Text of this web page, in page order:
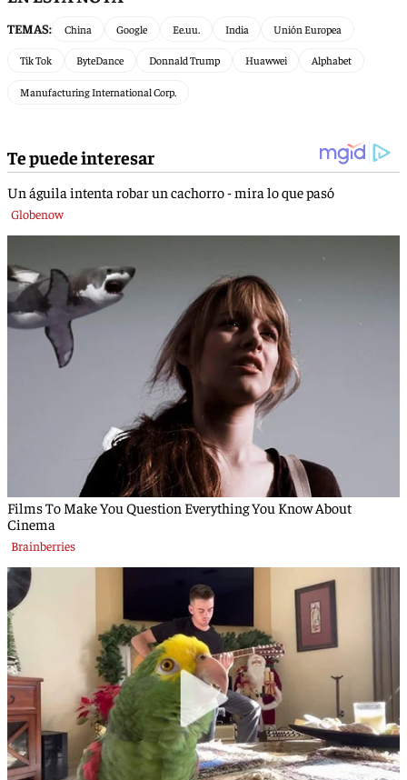
TEMAS: China Google Ee.uu. India Unión Europea
Tik Tok ByteDance Donnald Trump Huawwei Alphabet
Manufacturing International Corp.